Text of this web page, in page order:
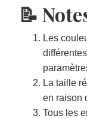
📝
Les
La taille
en raison
Tous les